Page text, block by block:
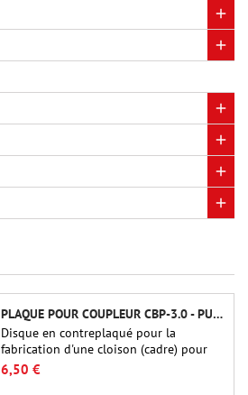
PLAQUE POUR COUPLEUR CBP-3.0 - PUBLIC MISSILES LTD.
Disque en contreplaqué pour la
fabrication d'une cloison (cadre) pour
raccords tubulaires de 75 mm de Public
Missiles Ltd. (PT-3.0/QT-3.0)
6,50 €